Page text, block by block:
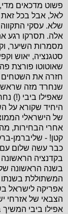
פשוט מדכאים
לאל, אבל בכל
שלא. עסקי
אלה. תסרקו רגע
מסמרות השיער,
סטגנציה, יאוש
שאוטוטו פורצת
חזרה את השטחים
שנחרד מזה שראש
שאפילו ביבי (!)
היחיד שקורא על
של הישראלי
אחרי הבחירות,
קטן! - שליברמן-
כבר עשה שלום
בקדנציה הראשונה
בשנה הראשונה
אפריקה לישראל
הצבאי של אזרחי
אפילו ביבי